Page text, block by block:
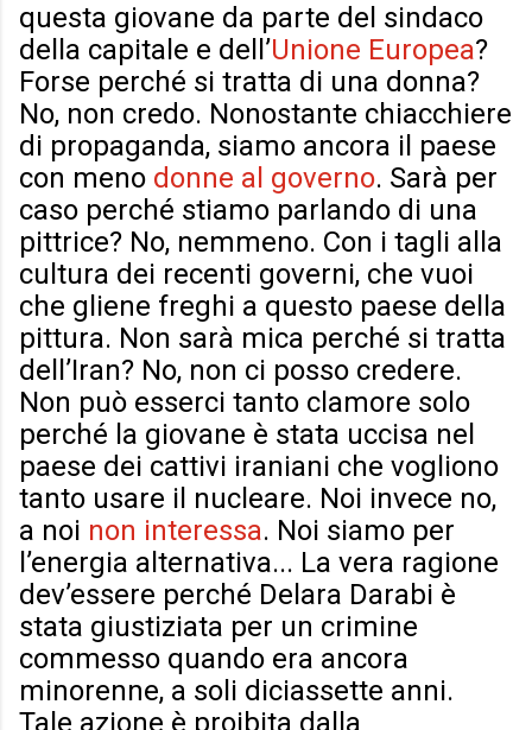
questa giovane da parte del sindaco
della capitale e dell’Unione Europea?
Forse perché si tratta di una donna?
No, non credo. Nonostante chiacchiere
di propaganda, siamo ancora il paese
con meno donne al governo. Sarà per
caso perché stiamo parlando di una
pittrice? No, nemmeno. Con i tagli alla
cultura dei recenti governi, che vuoi
che gliene freghi a questo paese della
pittura. Non sarà mica perché si tratta
dell’Iran? No, non ci posso credere.
Non può esserci tanto clamore solo
perché la giovane è stata uccisa nel
paese dei cattivi iraniani che vogliono
tanto usare il nucleare. Noi invece no,
a noi non interessa. Noi siamo per
l’energia alternativa... La vera ragione
dev’essere perché Delara Darabi è
stata giustiziata per un crimine
commesso quando era ancora
minorenne, a soli diciassette anni.